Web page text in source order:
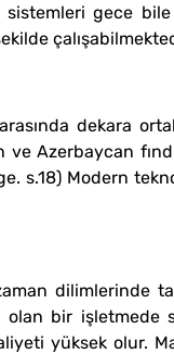
gece
dekara
ve Azerbaycan
s.18) Modern
dilimlerinde
bir işletmede
yüksek olur.